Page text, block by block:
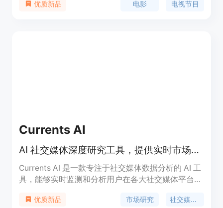
个性化推荐。保证帮助您停止无尽滚动，开始观影！
优质新品 电影 电视节目
Currents AI
AI 社交媒体深度研究工具，提供实时市场洞察与情感分析。
Currents AI 是一款专注于社交媒体数据分析的 AI 工
具，能够实时监测和分析用户在各大社交媒体平台上
等关键信息。其基于先进的人工智能架构，通过语义
优质新品 市场研究 社交媒体分析